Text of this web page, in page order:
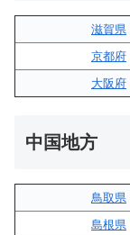
滋賀県
京都府
大阪府
中国地方
鳥取県
島根県